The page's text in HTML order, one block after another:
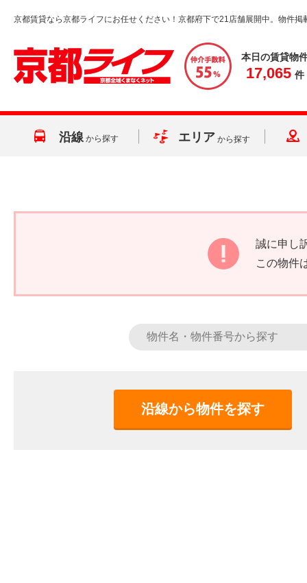
京都賃貸なら京都ライフにお任せください！京都府下で21店舗展開中。物件掲
本日の賃貸物
17,065 件
沿線 から探す エリア から探す
誠に申し
この物件
沿線から物件を探す